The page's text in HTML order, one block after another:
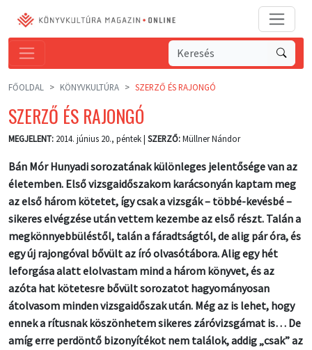
FŐOLDAL KÖNYVKULTÚRA SZERZŐ ÉS RAJONGÓ
SZERZŐ ÉS RAJONGÓ
MEGJELENT: 2014. június 20., péntek | SZERZŐ:Müllner Nándor
Bán Mór Hunyadi sorozatának különleges jelentősége van az
életemben. Első vizsgaidőszakom karácsonyán kaptam meg
az első három kötetet, így csak a vizsgák – többé-kevésbé –
sikeres elvégzése után vettem kezembe az első részt. Talán a
megkönnyebbüléstől, talán a fáradtságtól, de alig pár óra, és
egy új rajongóval bővült az író olvasótábora. Alig egy hét
leforgása alatt elolvastam mind a három könyvet, és az
azóta hat kötetesre bővült sorozatot hagyományosan
átolvasom minden vizsgaidőszak után. Még az is lehet, hogy
ennek a rítusnak köszönhetem sikeres záróvizsgámat is… De
amíg erre perdöntő bizonyítékot nem találok, addig „csak” az